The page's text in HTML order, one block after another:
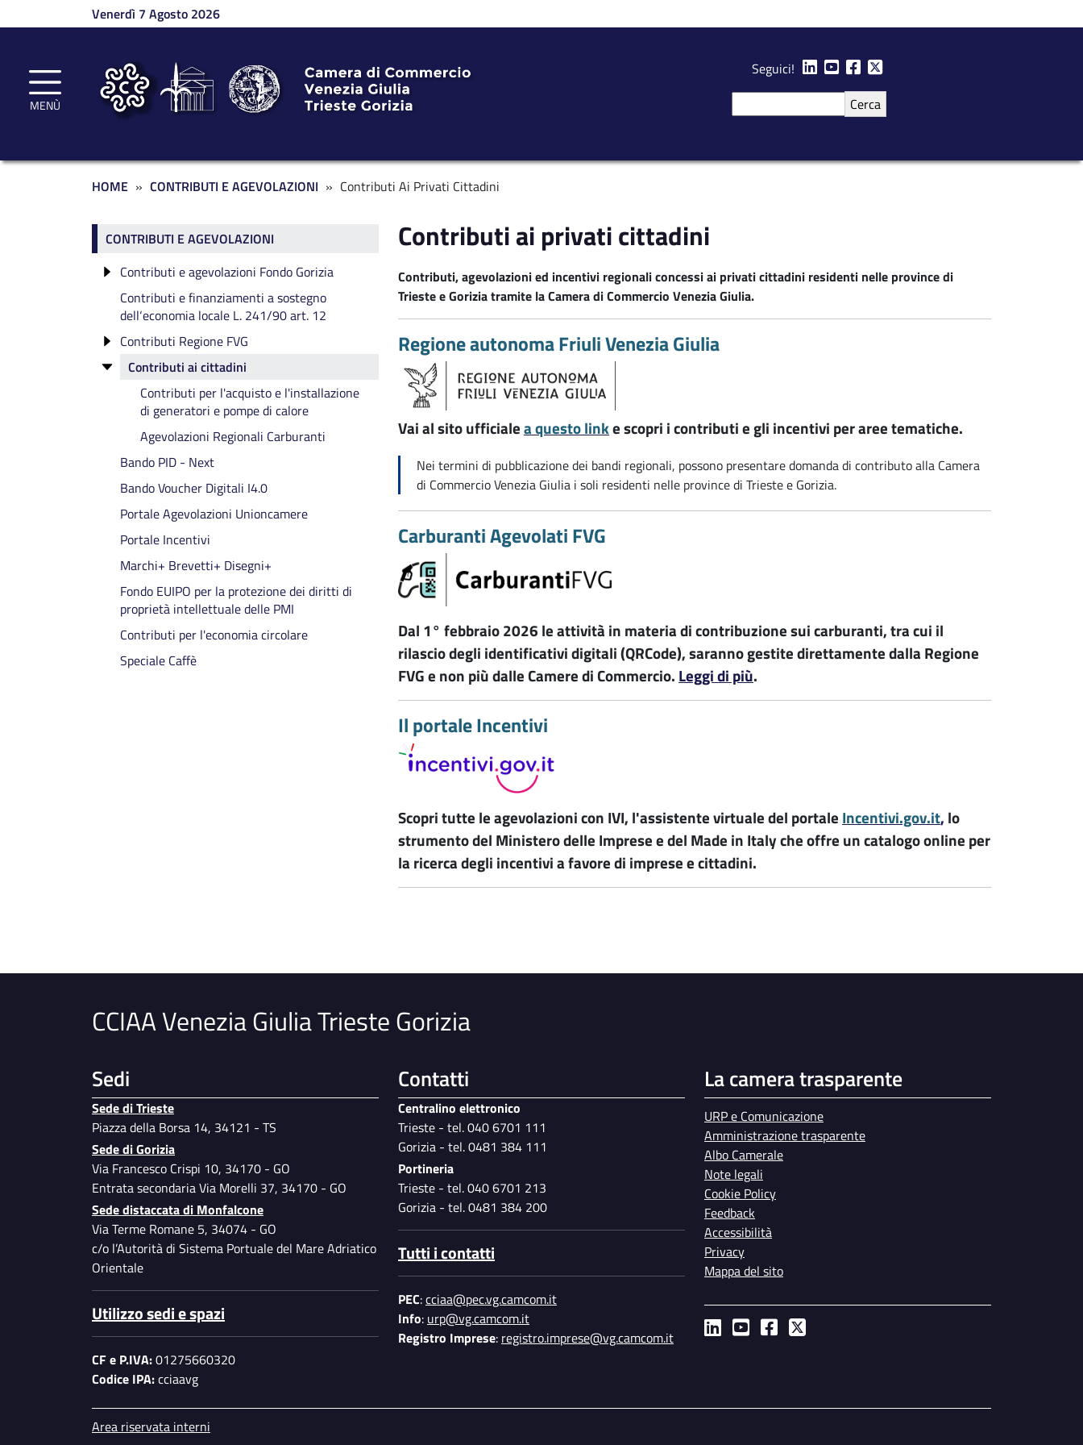
Salta al contenuto principaleVenerdì 7 Agosto 2026
MENÙ
Seguici!
Briciole di pane
HOME CONTRIBUTI E AGEVOLAZIONI Contributi Ai Privati Cittadini
Contributi ai privati cittadini
Contributi, agevolazioni ed incentivi regionali concessi ai privati cittadini residenti nelle province di
Trieste e Gorizia tramite la Camera di Commercio Venezia Giulia.
Regione autonoma Friuli Venezia Giulia
Vai al sito ufficialea questo linke scopri i contributi e gli incentivi per aree tematiche.
Nei termini di pubblicazione dei bandi regionali, possono presentare domanda di contributo alla Camera
di Commercio Venezia Giulia i soli residenti nelle province di Trieste e Gorizia.
Carburanti Agevolati FVG
Dal 1° febbraio 2026 le attività in materia di contribuzione sui carburanti, tra cui il
rilascio degli identificativi digitali (QRCode), saranno gestite direttamente dalla Regione
FVG e non più dalle Camere di Commercio. Leggi di più.
Il portale Incentivi
Scopri tutte le agevolazioni con IVI, l'assistente virtuale del portale Incentivi.gov.it, lo
strumento del Ministero delle Imprese e del Made in Italy che offre un catalogo online per
la ricerca degli incentivi a favore di imprese e cittadini.
Contributi e agevolazioni
CONTRIBUTI E AGEVOLAZIONI
Contributi e agevolazioni Fondo Gorizia
CONTRIBUTI A REALTÀ SOCIO-
ECONOMICHE - INTERVENTI PER LA
PROMOZIONE DELL'ECONOMIA DELLA
PROVINCIA 2025
CONTRIBUTI A REALTÀ SOCIO-
ECONOMICHE - INTERVENTI PER LA
REALIZZAZIONE DI INFRASTRUTTURE
PUBBLICHE 2025
CONTRIBUTI PER INIZIATIVE REALIZZATE
DAI PRINCIPALI COMUNI TURISTICI 2025
Contributi e finanziamenti a sostegno
dell‘economia locale L. 241/90 art. 12
Contributi Regione FVG
Contributi a sostegno delle spese per
impianti di allarme e videosorveglianza -
Anno 2026
Contributi a sostegno di imprese e start-
up giovanili (LR 3/2021) - Domande 2026
Contributi a favore di interventi per
l'internazionalizzazione delle imprese (LR
2/1992 Capo VIII) - Bando 2025/2026
Incentivi per il sostegno dello sviluppo di
adeguate capacità manageriali (LR
3/2015 art. 17) - Bando 2025/2026
Contributi a sostegno delle spese per
impianti di allarme e videosorveglianza -
Anno 2025
Contributi per l’impiego di addetti ai
Contributi ai cittadini
Contributi per l'acquisto e l'installazione
di generatori e pompe di calore
Agevolazioni Regionali Carburanti
Bando PID - Next
Bando Voucher Digitali I4.0
Portale Agevolazioni Unioncamere
Portale Incentivi
Marchi+ Brevetti+ Disegni+
Fondo EUIPO per la protezione dei diritti di
proprietà intellettuale delle PMI
Contributi per l'economia circolare
Speciale Caffè
CCIAA Venezia Giulia Trieste Gorizia
Sedi
Sede di Trieste
Piazza della Borsa 14, 34121 - TS
Sede di Gorizia
Via Francesco Crispi 10, 34170 - GO
Entrata secondaria Via Morelli 37, 34170 - GO
Sede distaccata di Monfalcone
Via Terme Romane 5, 34074 - GO
c/o l’Autorità di Sistema Portuale del Mare Adriatico
Orientale
Utilizzo sedi e spazi
CF e P.IVA:01275660320
Codice IPA:cciaavg
Contatti
Centralino elettronico
Trieste - tel. 040 6701 111
Gorizia - tel. 0481 384 111
Portineria
Trieste - tel. 040 6701 213
Gorizia - tel. 0481 384 200
Tutti i contatti
PEC:cciaa@pec.vg.camcom.it
Info: urp@vg.camcom.it
Registro Imprese: registro.imprese@vg.camcom.it
La camera trasparente
URP e Comunicazione
Amministrazione trasparente
Albo Camerale
Note legali
Cookie Policy
Feedback
Accessibilità
Privacy
Mappa del sito
Piè di pagina
Area riservata interni